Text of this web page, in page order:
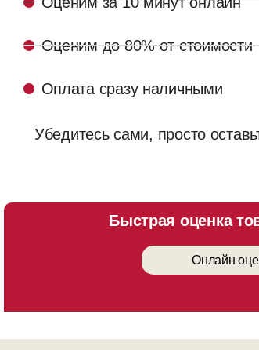
Оценим до 80% от стоимости
Оплата сразу наличными
Убедитесь сами, просто
Быстрая оценка
Онлайн